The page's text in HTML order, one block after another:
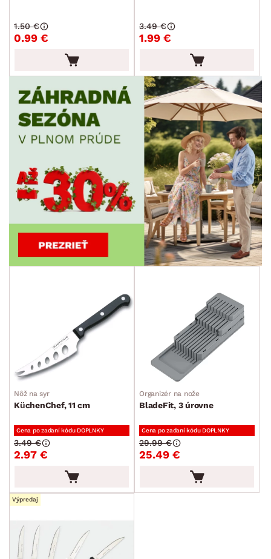
0.99 €
1.50 €
1.99 €
3.49 €
Nôž na syr
KüchenChef, 11 cm
Cena po zadaní kódu DOPLNKY
2.97 €
3.49 €
Organizér na nože
BladeFit, 3 úrovne
Cena po zadaní kódu DOPLNKY
25.49 €
29.99 €
Výpredaj